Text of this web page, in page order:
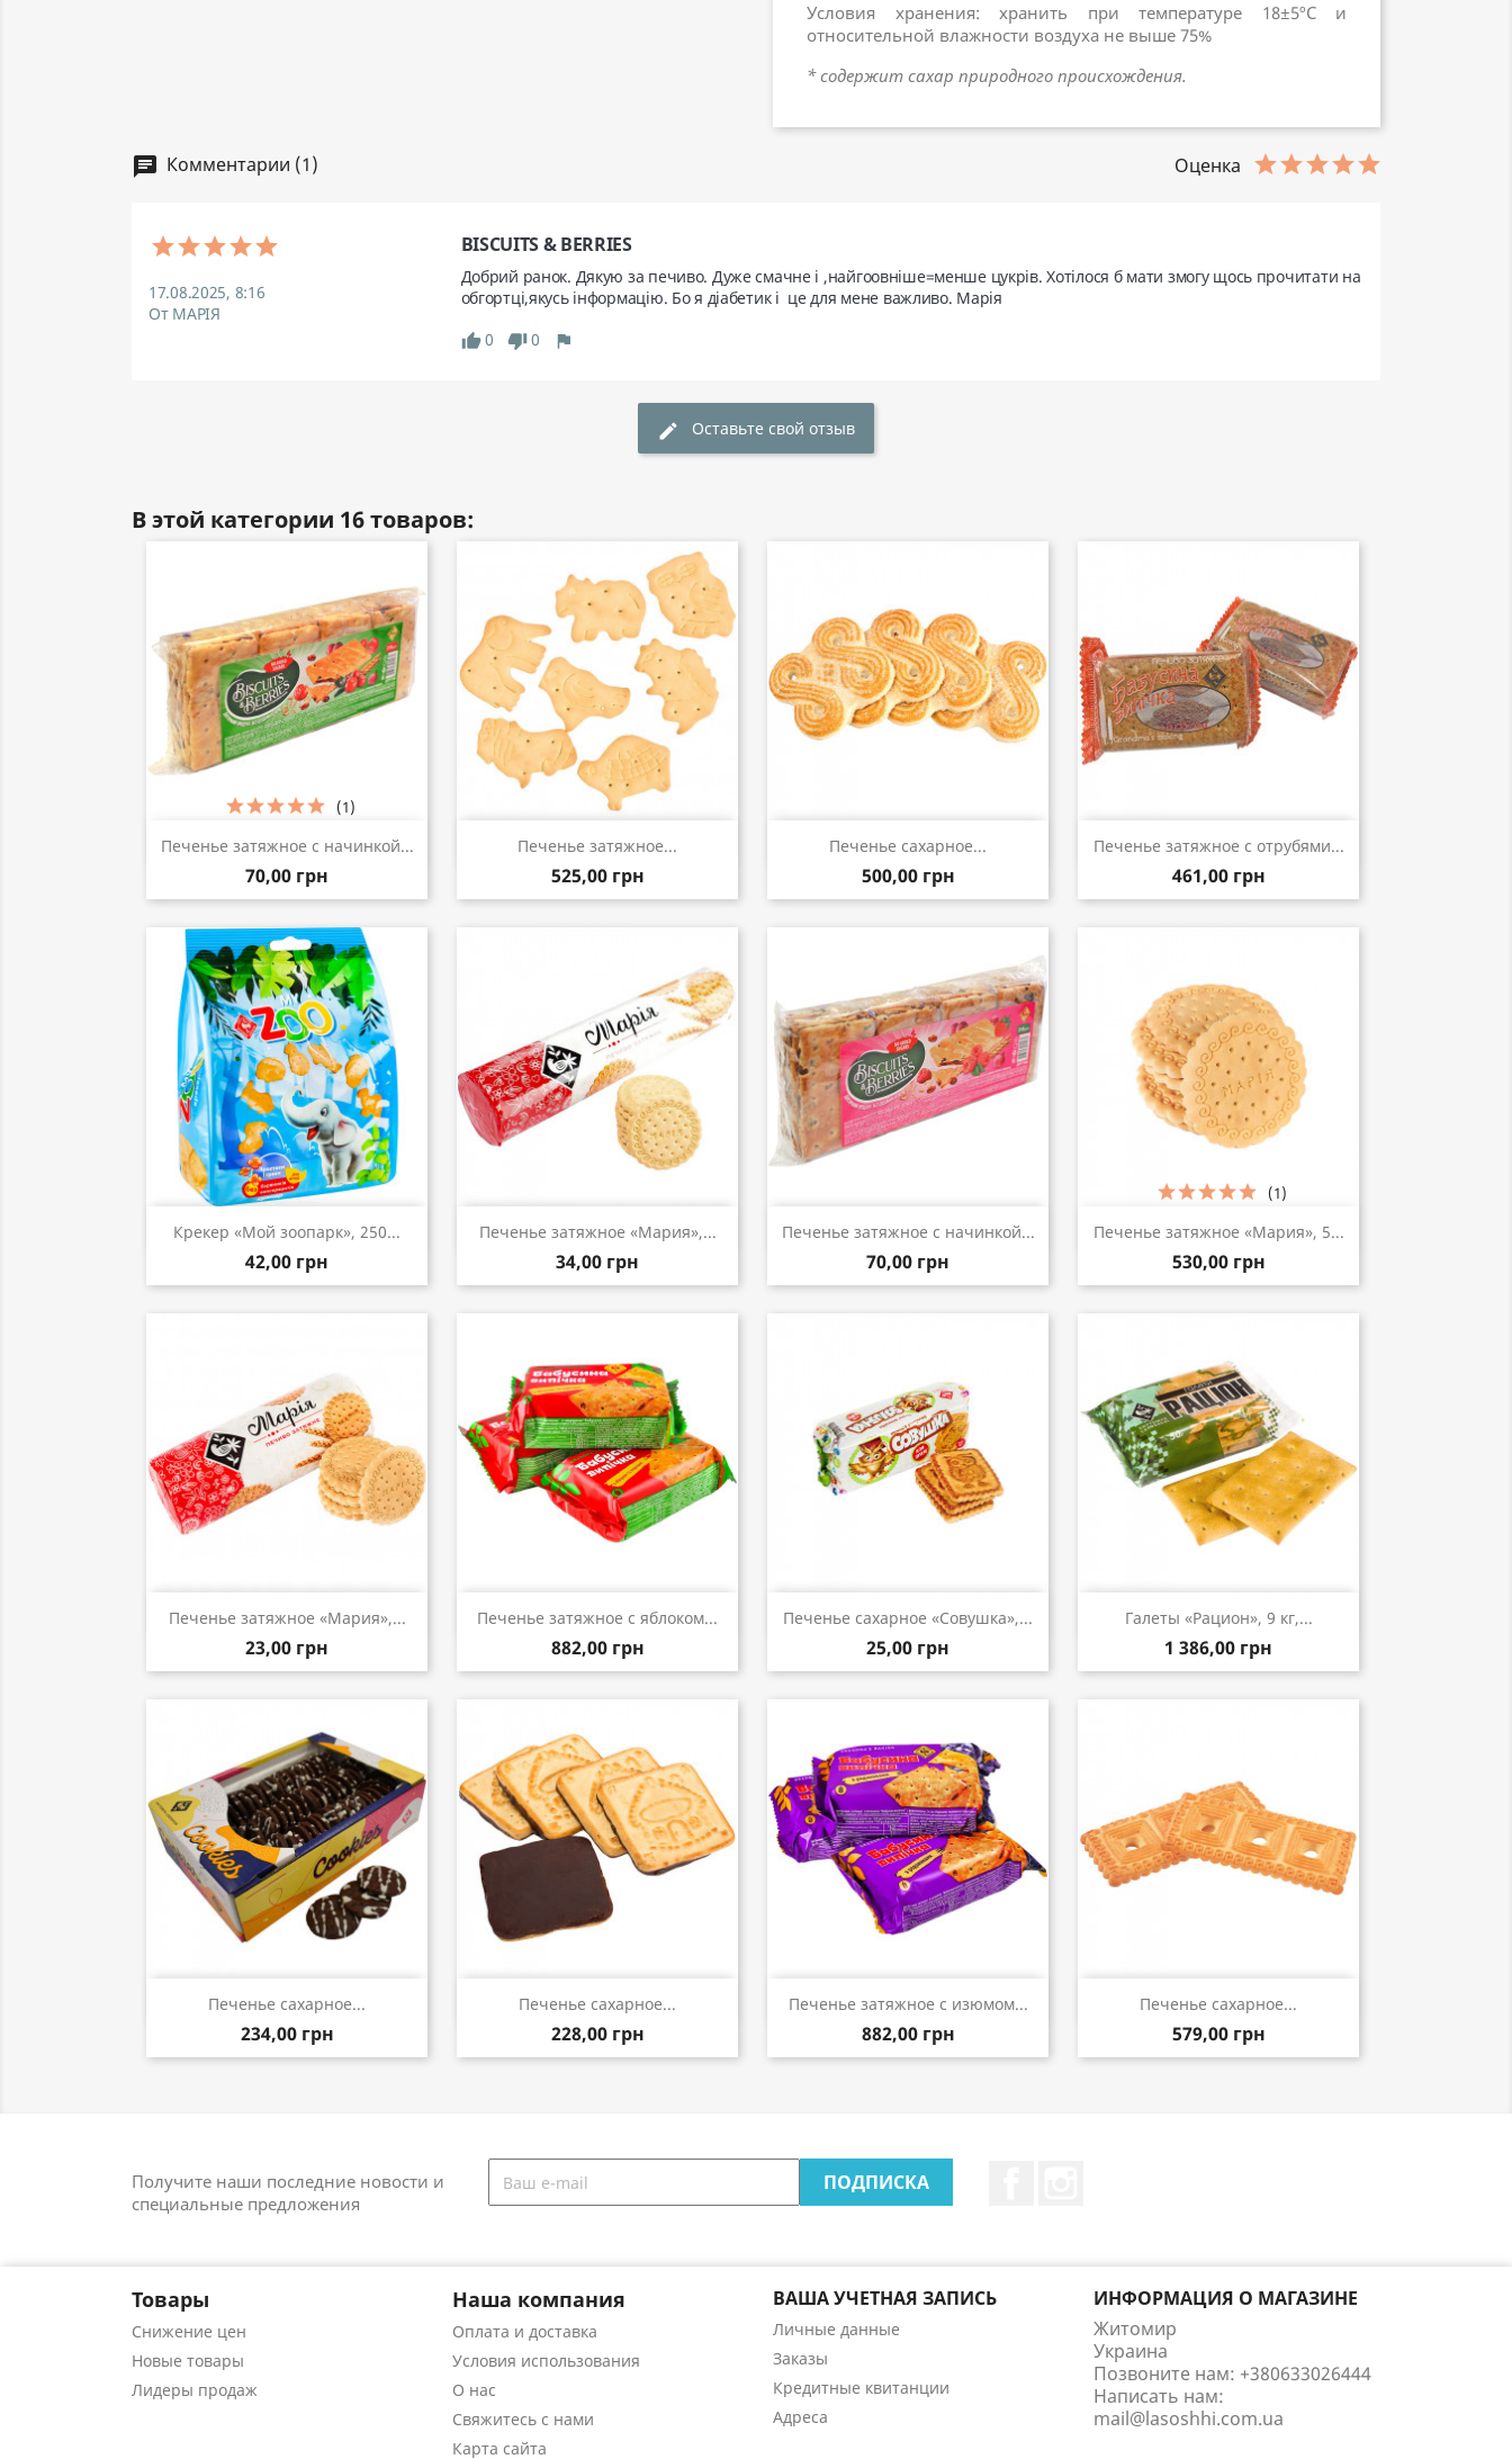
Условия хранения: хранить при температуре 18±5ºC и
относительной влажности воздуха не выше 75%
* содержит сахар природного происхождения.
chat Комментарии (1) Оценка
17.08.2025, 8:16
От МАРІЯ
BISCUITS & BERRIES
Добрий ранок. Дякую за печиво. Дуже смачне і ,найгоовніше=менше цукрів. Хотілося б мати змогу щось прочитати на
thumb_up 0 thumb_down 0 flag
edit Оставьте свой отзыв
В этой категории 16 товаров:
Печенье затяжное с начинкой...
70,00 грн
(1)
Быстрый просмотр Печенье затяжное...
525,00 грн
Быстрый просмотр Печенье сахарное...
500,00 грн
Быстрый просмотр Печенье затяжное с отрубями...
461,00 грн
Быстрый просмотр
Крекер «Мой зоопарк», 250...
42,00 грн
Быстрый просмотр Печенье затяжное «Мария»,...
34,00 грн
Быстрый просмотр Печенье затяжное с начинкой...
70,00 грн
Быстрый просмотр Печенье затяжное «Мария», 5...
530,00 грн
(1)
Быстрый просмотр
Печенье затяжное «Мария»,...
23,00 грн
Быстрый просмотр Печенье затяжное с яблоком...
882,00 грн
Быстрый просмотр Печенье сахарное «Совушка»,...
25,00 грн
Быстрый просмотр Галеты «Рацион», 9 кг,...
1 386,00 грн
Быстрый просмотр
Печенье сахарное...
234,00 грн
Быстрый просмотр Печенье сахарное...
228,00 грн
Быстрый просмотр Печенье затяжное с изюмом...
882,00 грн
Быстрый просмотр Печенье сахарное...
579,00 грн
Быстрый просмотр
Получите наши последние новости и
специальные предложения
Товары
Снижение цен
Новые товары
Лидеры продаж
Наша компания
Оплата и доставка
Условия использования
О нас
Свяжитесь с нами
Карта сайта
ВАША УЧЕТНАЯ ЗАПИСЬ
Личные данные
Заказы
Кредитные квитанции
Адреса
ИНФОРМАЦИЯ О МАГАЗИНЕ
Житомир
Украина
Позвоните нам: +380633026444
Написать нам:
mail@lasoshhi.com.ua